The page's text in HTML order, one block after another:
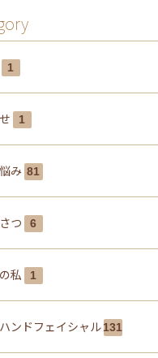
1
1
み 81
つ 6
私 1
ンドフェイシャル131